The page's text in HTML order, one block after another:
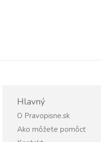
Hlavný
O Pravopisne.sk
Ako môžete pomôcť